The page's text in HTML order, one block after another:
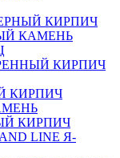
КИРПИЧ
КАМЕНЬ
КИРПИЧ
КИРПИЧ
КИРПИЧ